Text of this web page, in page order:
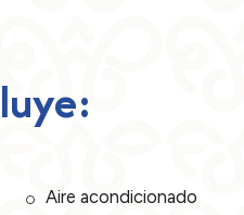
Aire acondicionado